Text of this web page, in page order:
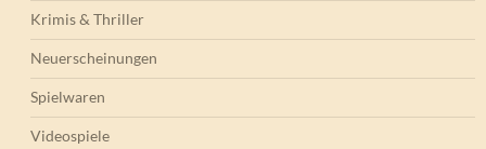
Krimis & Thriller
Neuerscheinungen
Spielwaren
Videospiele